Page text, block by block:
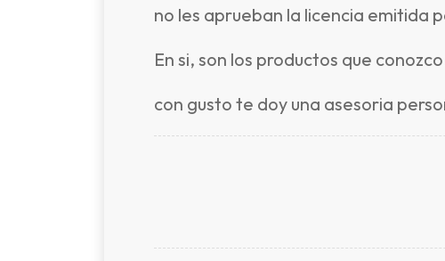
no les aprueban la licencia emitida
En si, son los productos que
con gusto te doy una asesoria